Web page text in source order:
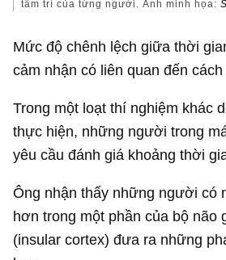
tâm trí của từng người. Ảnh minh họa:
Mức độ chênh lệch giữa thời
cảm nhận có liên quan đến
Trong một loạt thí nghiệm khác
thực hiện, những người trong
yêu cầu đánh giá khoảng thời
Ông nhận thấy những người có
hơn trong một phần của bộ não
(insular cortex) đưa ra những